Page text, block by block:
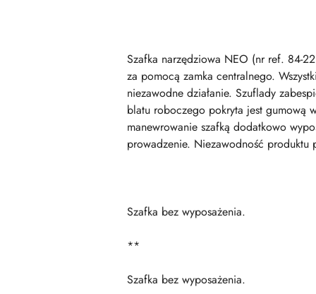
Szafka narzędziowa NEO (nr ref. 84-
za pomocą zamka centralnego.
niezawodne działanie. Szuflady
blatu roboczego pokryta jest gumową
manewrowanie szafką dodatkowo
prowadzenie. Niezawodność produktu
Szafka bez wyposażenia.
**
Szafka bez wyposażenia.